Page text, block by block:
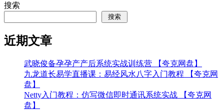
搜索
搜索
近期文章
武晓俊备孕孕产产后系统实战训练营 【夸克网盘】
九龙道长易学直播课：易经风水八字入门教程 【夸克网
盘】
Netty入门教程：仿写微信即时通讯系统实战 【夸克网
盘】